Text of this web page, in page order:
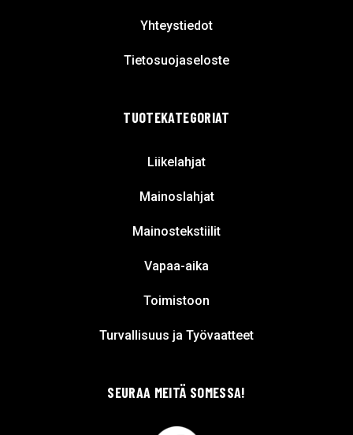
Yhteystiedot
Tietosuojaseloste
TUOTEKATEGORIAT
Liikelahjat
Mainoslahjat
Mainostekstiilit
Vapaa-aika
Toimistoon
Turvallisuus ja Työvaatteet
SEURAA MEITÄ SOMESSA!